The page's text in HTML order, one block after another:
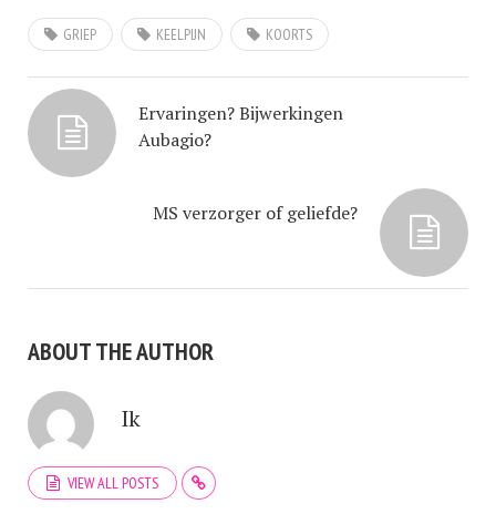
GRIEP KEELPIJN KOORTS
Ervaringen? Bijwerkingen
Aubagio?
MS verzorger of geliefde?
ABOUT THE AUTHOR
Ik
VIEW ALL POSTS